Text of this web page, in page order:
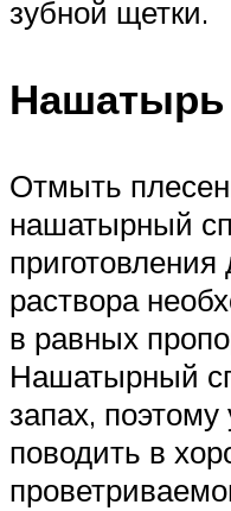
зубной щетки.
Нашатырь
Отмыть
нашатырный
раствора
в равных
Нашатырный
запах, поэтому
поводить в